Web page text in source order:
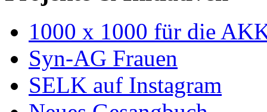
1000 x 1000 für die
Syn-AG Frauen
SELK auf Instagram